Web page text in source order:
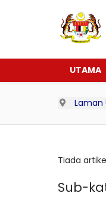
UTAMA
Laman
Tiada
Sub-